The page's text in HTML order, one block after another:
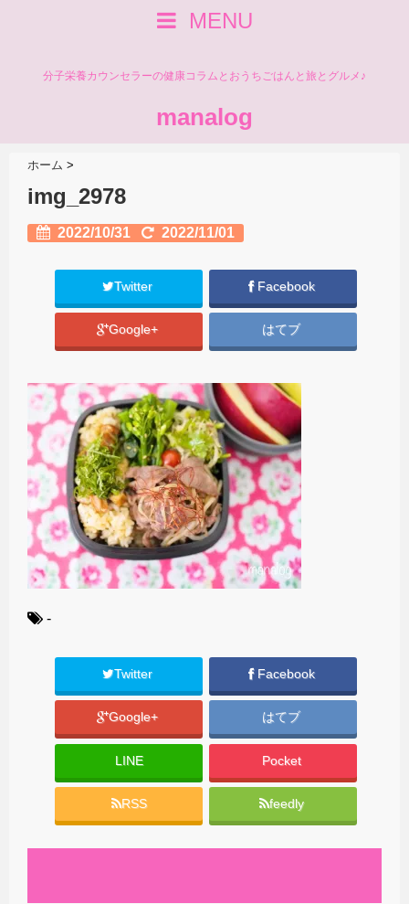
MENU
分子栄養カウンセラーの健康コラムとおうちごはんと旅とグルメ♪
manalog
ホーム >
img_2978
2022/10/31 2022/11/01
Twitter Facebook
Google+ はてブ
-
Twitter Facebook
Google+ はてブ
LINE Pocket
RSS feedly